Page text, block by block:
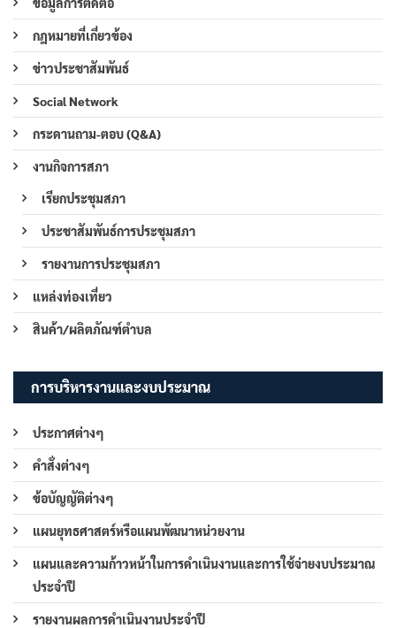
กฎหมายที่เกี่ยวข้อง
ข่าวประชาสัมพันธ์
Social Network
กระดานถาม-ตอบ (Q&A)
งานกิจการสภา
เรียกประชุมสภา
ประชาสัมพันธ์การประชุมสภา
รายงานการประชุมสภา
แหล่งท่องเที่ยว
สินค้า/ผลิตภัณฑ์ตำบล
การบริหารงานและงบประมาณ
ประกาศต่างๆ
คำสั่งต่างๆ
ข้อบัญญัติต่างๆ
แผนยุทธศาสตร์หรือแผนพัฒนาหน่วยงาน
แผนและความก้าวหน้าในการดำเนินงานและการใช้จ่ายงบประมาณ
ประจำปี
รายงานผลการดำเนินงานประจำปี